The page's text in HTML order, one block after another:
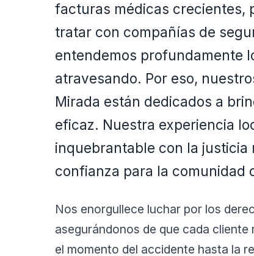
facturas médicas crecientes,
tratar con compañías de
entendemos profundamente
atravesando. Por eso,
Mirada están dedicados a
eficaz. Nuestra experiencia
inquebrantable con la
confianza para la comunidad
Nos enorgullece luchar por los
asegurándonos de que cada
el momento del accidente hasta la